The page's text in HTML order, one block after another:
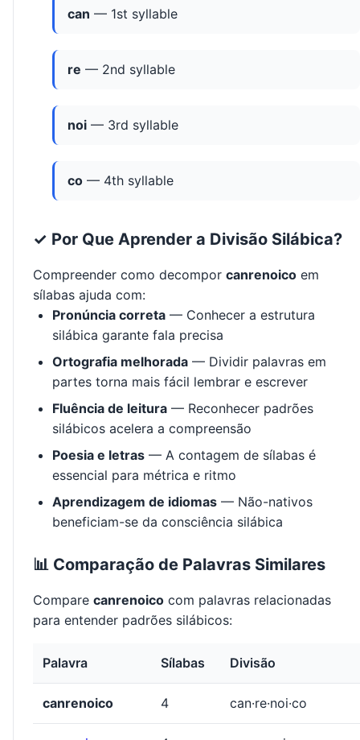
can — 1st syllable
re — 2nd syllable
noi — 3rd syllable
co — 4th syllable
✓ Por Que Aprender a Divisão Silábica?
Compreender como decompor canrenoico em
sílabas ajuda com:
Pronúncia correta — Conhecer a estrutura
silábica garante fala precisa
Ortografia melhorada — Dividir palavras em
partes torna mais fácil lembrar e escrever
Fluência de leitura — Reconhecer padrões
silábicos acelera a compreensão
Poesia e letras — A contagem de sílabas é
essencial para métrica e ritmo
Aprendizagem de idiomas — Não-nativos
beneficiam-se da consciência silábica
📊 Comparação de Palavras Similares
Compare canrenoico com palavras relacionadas
para entender padrões silábicos:
Palavra Sílabas Divisão
canrenoico 4 can·re·noi·co